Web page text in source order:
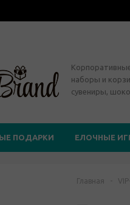
наборы и
сувениры,
ПОДАРКИ ЕЛОЧНЫЕ
Главная -